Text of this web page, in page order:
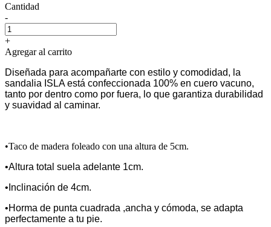
Cantidad
-
+
Agregar al carrito
Diseñada para acompañarte con estilo y comodidad, la
sandalia ISLA está confeccionada 100% en cuero vacuno,
tanto por dentro como por fuera, lo que garantiza durabilidad
y suavidad al caminar.
•Taco de madera foleado con una altura de 5cm.
•Altura total suela adelante 1cm.
•Inclinación de 4cm.
•Horma de punta cuadrada ,ancha y cómoda, se adapta
perfectamente a tu pie.